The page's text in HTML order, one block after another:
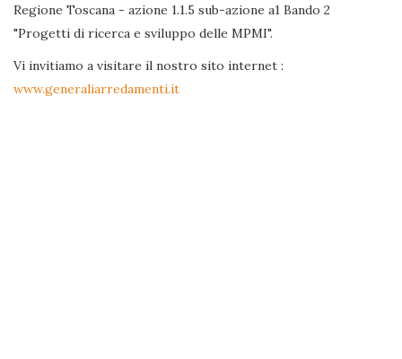
Regione Toscana - azione 1.1.5 sub-azione a1 Bando 2
"Progetti di ricerca e sviluppo delle MPMI".
Vi invitiamo a visitare il nostro sito internet :
www.generaliarredamenti.it